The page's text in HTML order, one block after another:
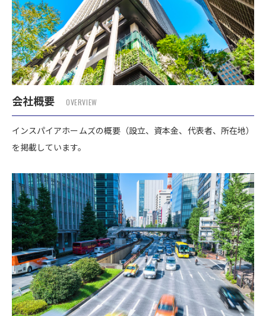
会社概要 OVERVIEW
インスパイアホームズの概要（設立、資本金、代表者、所在地）
を掲載しています。